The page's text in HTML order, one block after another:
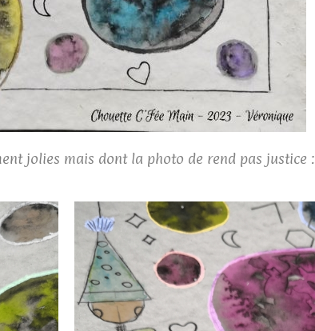
jolies mais dont la photo de rend pas justice :